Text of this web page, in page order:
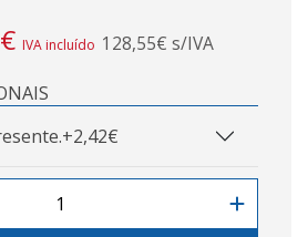
€ IVA incluído 128,55€ s/IVA
+2,42€